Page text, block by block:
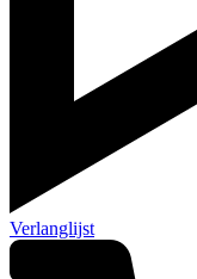
Verlanglijst